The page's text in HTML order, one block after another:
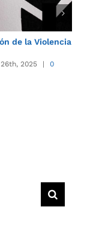
de la Violencia
2025 |
0